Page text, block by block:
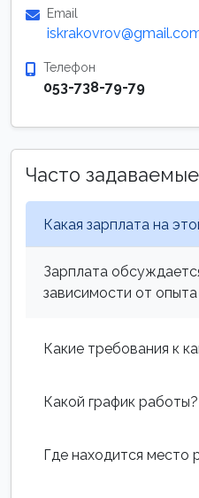
Email
Телефон
053-738-79-79
Часто
Какая зарплата на
Зарплата
зависимости от
Какие требования к
Какой график работы?
Где находится место